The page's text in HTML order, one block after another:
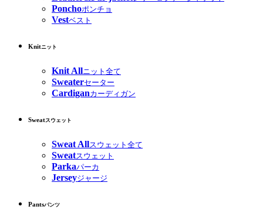
Ponchoポンチョ
Vestベスト
Knitニット
Knit Allニット全て
Sweaterセーター
Cardiganカーディガン
Sweatスウェット
Sweat Allスウェット全て
Sweatスウェット
Parkaパーカ
Jerseyジャージ
Pantsパンツ